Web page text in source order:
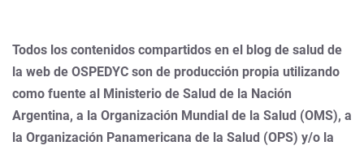
Todos los contenidos compartidos en el blog de salud de
la web de OSPEDYC son de producción propia utilizando
como fuente al Ministerio de Salud de la Nación
Argentina, a la Organización Mundial de la Salud (OMS), a
la Organización Panamericana de la Salud (OPS) y/o la